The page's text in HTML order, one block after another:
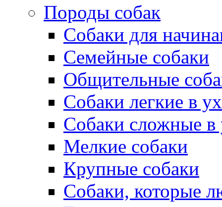
Породы собак
Собаки для
Семейные собаки
Общительные
Собаки легкие в
Собаки сложные в
Мелкие собаки
Крупные собаки
Собаки, которые